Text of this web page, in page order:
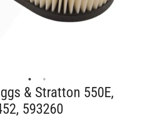
& Stratton 550E,
593260